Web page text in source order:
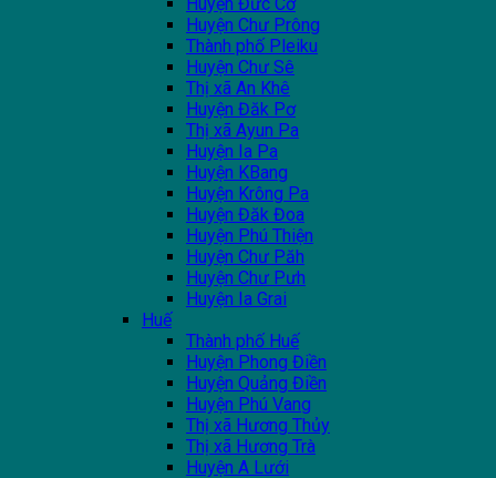
Huyện Chư Prông
Thành phố Pleiku
Huyện Chư Sê
Thị xã An Khê
Huyện Đăk Pơ
Thị xã Ayun Pa
Huyện Ia Pa
Huyện KBang
Huyện Krông Pa
Huyện Đăk Đoa
Huyện Phú Thiện
Huyện Chư Păh
Huyện Chư Pưh
Huyện Ia Grai
Huế
Thành phố Huế
Huyện Phong Điền
Huyện Quảng Điền
Huyện Phú Vang
Thị xã Hương Thủy
Thị xã Hương Trà
Huyện A Lưới